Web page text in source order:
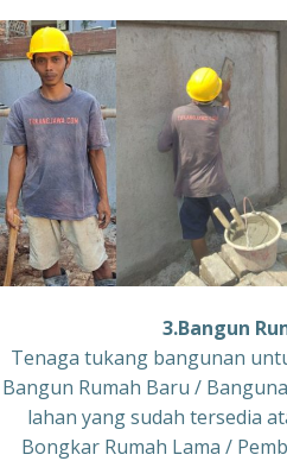
3.Bangun
Tenaga tukang bangunan
Bangun Rumah Baru /
lahan yang sudah tersedia
Bongkar Rumah Lama /